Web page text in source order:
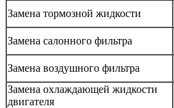
Замена тормозной жидкости
Замена салонного фильтра
Замена воздушного фильтра
Замена охлаждающей жидкости
двигателя